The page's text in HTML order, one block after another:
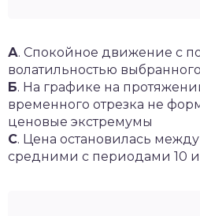
А. Спокойное движение с
волатильностью
Б. На графике на
временного отрезка не
ценовые экстремумы
С. Цена остановилась
средними с периодами 10